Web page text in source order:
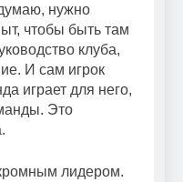
нужно
чтобы быть там
клуба,
И сам игрок
играет для него,
Это
лидером.